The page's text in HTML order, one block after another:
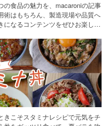
の食品の魅力を、macaroniの記事
術はもちろん、製造現場や品質へ
なるコンテンツをぜひお楽しみ
きこそスタミナレシピで元気をチ